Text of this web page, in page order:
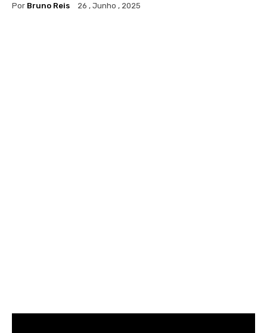
Por Bruno Reis 26 , Junho , 2025